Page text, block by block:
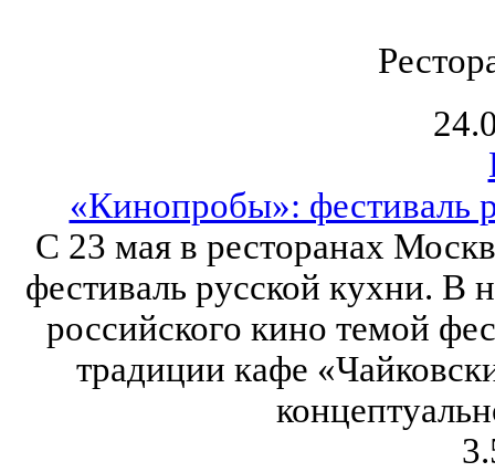
«Кинопробы»: фестиваль
C 23 мая в ресторанах
фестиваль русской кухни. В
российского кино темой
традиции кафе